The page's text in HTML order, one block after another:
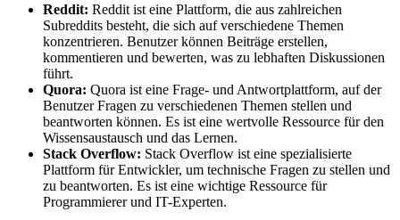
Reddit: Reddit ist eine Plattform, die aus zahlreichen
Subreddits besteht, die sich auf verschiedene Themen
konzentrieren. Benutzer können Beiträge erstellen,
kommentieren und bewerten, was zu lebhaften Diskussionen
führt.
Quora: Quora ist eine Frage- und Antwortplattform, auf der
Benutzer Fragen zu verschiedenen Themen stellen und
beantworten können. Es ist eine wertvolle Ressource für den
Wissensaustausch und das Lernen.
Stack Overflow: Stack Overflow ist eine spezialisierte
Plattform für Entwickler, um technische Fragen zu stellen und
zu beantworten. Es ist eine wichtige Ressource für
Programmierer und IT-Experten.